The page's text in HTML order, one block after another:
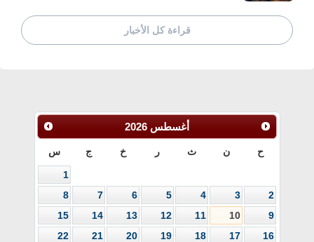
قراءة كل الأخبار
أغسطس 2026
ح ن ث ر خ ج س
1
2
3
4
5
6
7
8
9
10
11
12
13
14
15
16
17
18
19
20
21
22